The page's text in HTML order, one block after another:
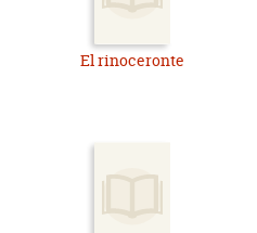
El rinoceronte